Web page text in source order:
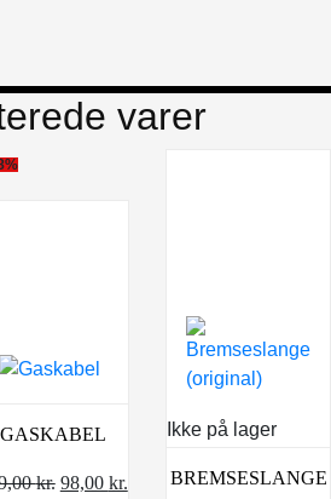
varer
GASKABEL
kr. Den
98,00 kr.
Ikke på lager
BREMSESLANGE